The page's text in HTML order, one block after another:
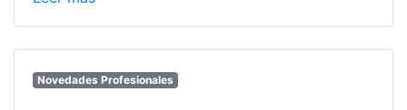
Novedades Profesionales